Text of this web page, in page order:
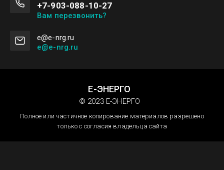
+7-903-088-10-27
Вам перезвонить?
e@e-nrg.ru
e@e-nrg.ru
Е-ЭНЕРГО
© 2023 Е-ЭНЕРГО
Полное или частичное копирование материалов разрешено
только с согласия владельца сайта